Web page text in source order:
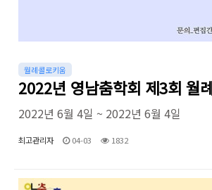
월례콜로키움
2022년 영남춤학회 제3회 월
2022년 6월 4일 ~ 2022년 6월 4일
최고관리자 04-03 1832